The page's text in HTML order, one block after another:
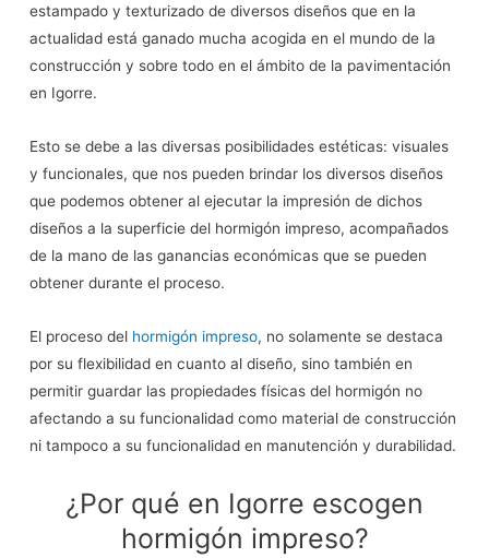
estampado y texturizado de diversos diseños que en la
actualidad está ganado mucha acogida en el mundo de la
construcción y sobre todo en el ámbito de la pavimentación
en Igorre.
Esto se debe a las diversas posibilidades estéticas: visuales
y funcionales, que nos pueden brindar los diversos diseños
que podemos obtener al ejecutar la impresión de dichos
diseños a la superficie del hormigón impreso, acompañados
de la mano de las ganancias económicas que se pueden
obtener durante el proceso.
El proceso del hormigón impreso, no solamente se destaca
por su flexibilidad en cuanto al diseño, sino también en
permitir guardar las propiedades físicas del hormigón no
afectando a su funcionalidad como material de construcción
ni tampoco a su funcionalidad en manutención y durabilidad.
¿Por qué en Igorre escogen
hormigón impreso?